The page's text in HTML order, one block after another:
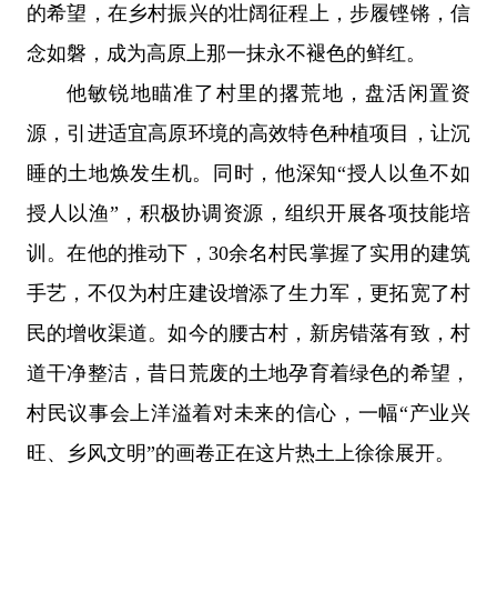
的希望，在乡村振兴的壮阔征程上，步履铿锵，信
念如磐，成为高原上那一抹永不褪色的鲜红。
他敏锐地瞄准了村里的撂荒地，盘活闲置资
源，引进适宜高原环境的高效特色种植项目，让沉
睡的土地焕发生机。同时，他深知“授人以鱼不如
授人以渔”，积极协调资源，组织开展各项技能培
训。在他的推动下，30余名村民掌握了实用的建筑
手艺，不仅为村庄建设增添了生力军，更拓宽了村
民的增收渠道。如今的腰古村，新房错落有致，村
道干净整洁，昔日荒废的土地孕育着绿色的希望，
村民议事会上洋溢着对未来的信心，一幅“产业兴
旺、乡风文明”的画卷正在这片热土上徐徐展开。